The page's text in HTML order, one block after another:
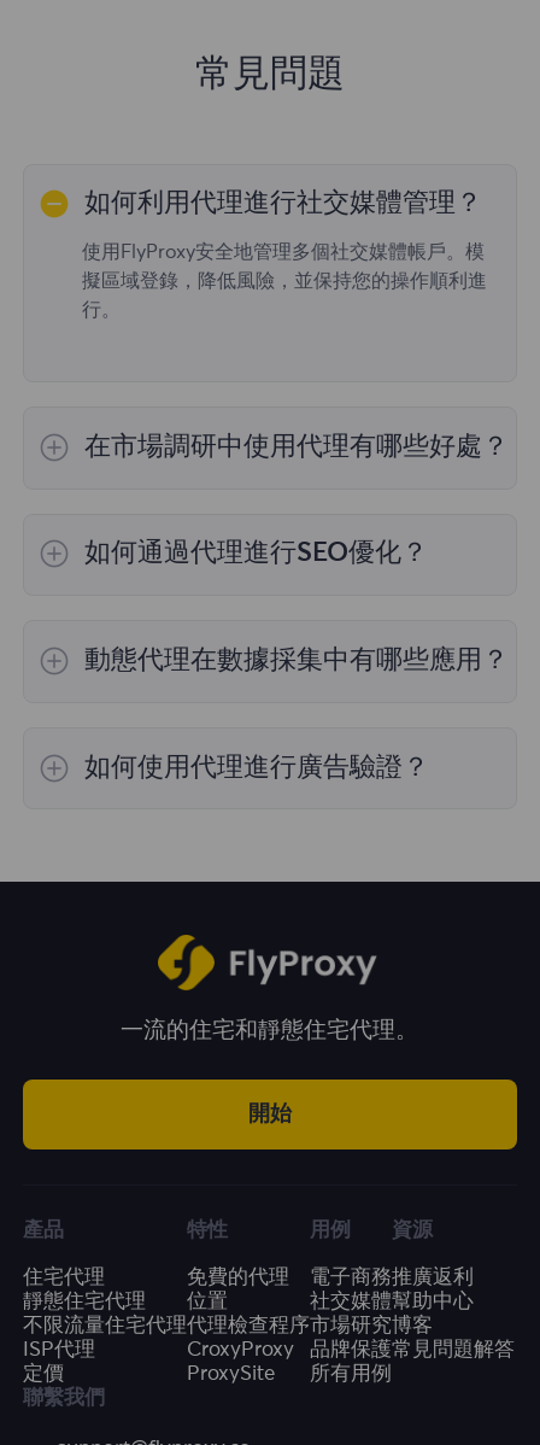
常見問題
如何利用代理進行社交媒體管理？
使用FlyProxy安全地管理多個社交媒體帳戶。模
擬區域登錄，降低風險，並保持您的操作順利進
行。
在市場調研中使用代理有哪些好處？
據的全面性和準確性。同時，代理的高匿名性有
如何通過代理進行SEO優化？
從而提高SEO策略的有效性，確保網站在搜索引
動態代理在數據採集中有哪些應用？
網頁抓取和市場研究任務。
如何使用代理進行廣告驗證？
一流的住宅和靜態住宅代理。
開始
產品
住宅代理
靜態住宅代理
不限流量住宅代理
ISP代理
定價
特性
免費的代理
位置
代理檢查程序
CroxyProxy
ProxySite
用例
電子商務
社交媒體
市場研究
品牌保護
所有用例
資源
推廣返利
幫助中心
博客
常見問題解答
聯繫我們